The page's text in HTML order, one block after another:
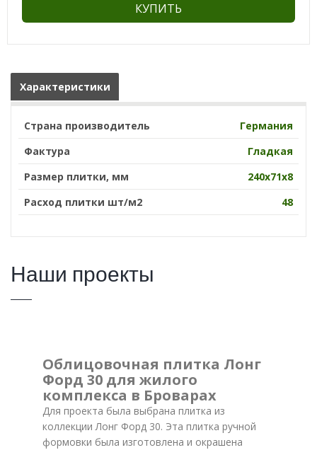
КУПИТЬ
Характеристики
Страна производитель
Германия
Фактура
Гладкая
Размер плитки, мм
240х71х8
Расход плитки шт/м2
48
Наши проекты
Облицовочная плитка Лонг
Форд 30 для жилого
комплекса в Броварах
Для проекта была выбрана плитка из
коллекции Лонг Форд 30. Эта плитка ручной
формовки была изготовлена и окрашена